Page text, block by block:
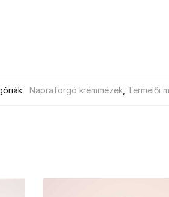
Napraforgó krémmézek Termelői